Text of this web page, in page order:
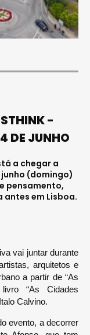
-
DE JUNHO
a chegar a
junho (domingo)
pensamento,
antes em Lisboa.
vai juntar durante
arquitetos e
a partir de “As
“As Cidades
Calvino.
evento, a decorrer